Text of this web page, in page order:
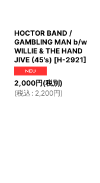
HOCTOR BAND /
GAMBLING MAN b/w
WILLIE & THE HAND
JIVE (45's) [H-2921]
2,000円(税別)
(税込 : 2,200円)